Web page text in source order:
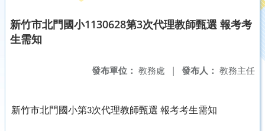
新竹市北門國小1130628第3次代理教師甄選 報考考
生需知
發布人： 教務主任
發布單位： 教務處 |
新竹市北門國小第3次代理教師甄選 報考考生需知